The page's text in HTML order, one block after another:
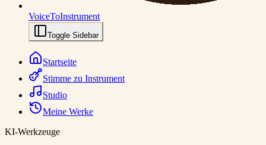
VoiceToInstrument
Toggle Sidebar
Startseite
Stimme zu Instrument
Studio
Meine Werke
KI-Werkzeuge